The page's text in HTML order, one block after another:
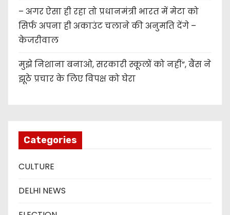
– अगर ऐसा ही रहा तो प्रधानमंत्री भारत में मेटा को
सिर्फ अपना ही अकाउंट चलाने की अनुमति देंगे –
केजरीवाल
मुझे निशाना बनाओ, सरकारी स्कूलों को नहीं”, बैंस ने
झूठे प्रचार के लिए विपक्ष को घेरा
Categories
CULTURE
DELHI NEWS